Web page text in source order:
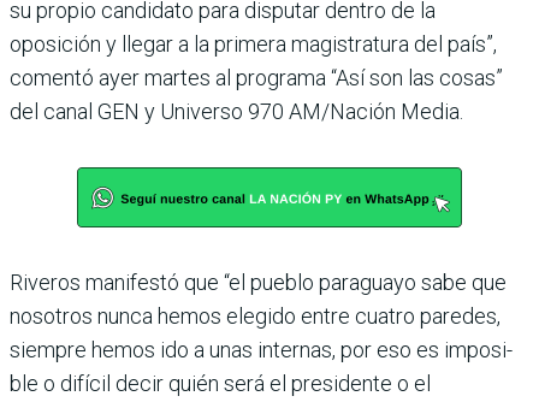
su pro­pio candidato para disputar dentro de la
oposición y llegar a la primera magistratura del país”,
comentó ayer martes al programa “Así son las cosas”
del canal GEN y Universo 970 AM/Nación Media.
Riveros manifestó que “el pueblo paraguayo sabe que
nosotros nunca hemos ele­gido entre cuatro paredes,
siempre hemos ido a unas internas, por eso es imposi­
ble o difícil decir quién será el presidente o el